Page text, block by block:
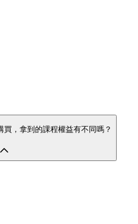
，拿到的課程權益有不同嗎？